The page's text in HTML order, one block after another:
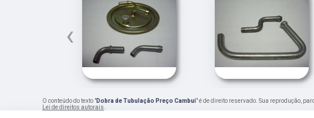
‹
O conteúdo do texto "Dobra de Tubulação Preço Cambuí" é de direito reservado. Sua reprodução,
Lei de direitos autorais.